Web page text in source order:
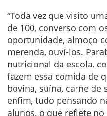
“Toda vez que visito
de 100, converso com
oportunidade, almoço
merenda, ouví-los.
nutricional da escola,
fazem essa comida de
bovina, suína, carne de
enfim, tudo pensando
alunos, o que reflete